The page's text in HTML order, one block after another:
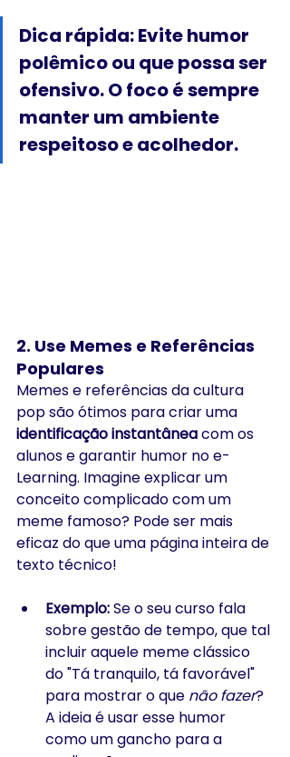
Dica rápida: Evite humor
polêmico ou que possa ser
ofensivo. O foco é sempre
manter um ambiente
respeitoso e acolhedor.
2. Use Memes e Referências
Populares
Memes e referências da cultura
pop são ótimos para criar uma
identificação instantânea com os
alunos e garantir humor no e-
Learning. Imagine explicar um
conceito complicado com um
meme famoso? Pode ser mais
eficaz do que uma página inteira de
texto técnico!
Exemplo: Se o seu curso fala
sobre gestão de tempo, que tal
incluir aquele meme clássico
do "Tá tranquilo, tá favorável"
para mostrar o que não fazer?
A ideia é usar esse humor
como um gancho para a